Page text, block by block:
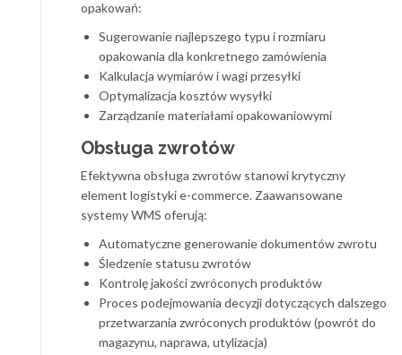
opakowań:
Sugerowanie najlepszego typu i rozmiaru
opakowania dla konkretnego zamówienia
Kalkulacja wymiarów i wagi przesyłki
Optymalizacja kosztów wysyłki
Zarządzanie materiałami opakowaniowymi
Obsługa zwrotów
Efektywna obsługa zwrotów stanowi krytyczny
element logistyki e-commerce. Zaawansowane
systemy WMS oferują:
Automatyczne generowanie dokumentów zwrotu
Śledzenie statusu zwrotów
Kontrolę jakości zwróconych produktów
Proces podejmowania decyzji dotyczących dalszego
przetwarzania zwróconych produktów (powrót do
magazynu, naprawa, utylizacja)